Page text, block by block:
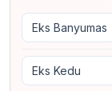
Eks Banyumas
Eks Kedu